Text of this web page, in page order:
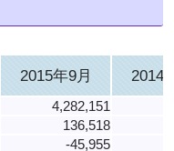
2015年9月 2014
4,282,151
136,518
-45,955